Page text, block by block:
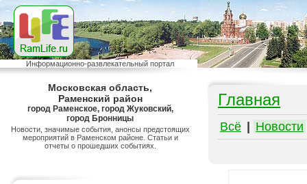
Информационно-развлекательный портал
Московская область,
Раменский район
город Раменское, город Жуковский,
город Бронницы
Новости, значимые события, анонсы предстоящих
мероприятий в Раменском районе. Статьи и
отчеты о прошедших событиях.
Главная
Всё Новости